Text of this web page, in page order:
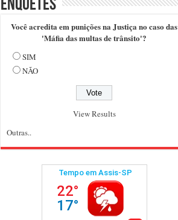
Enquetes
Você acredita em punições na Justiça no caso das
'Máfia das multas de trânsito'?
SIM
NÃO
View Results
Outras..